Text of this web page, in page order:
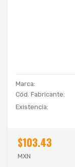
Marca:
Cód. Fabricante:
Existencia:
$103.43
MXN